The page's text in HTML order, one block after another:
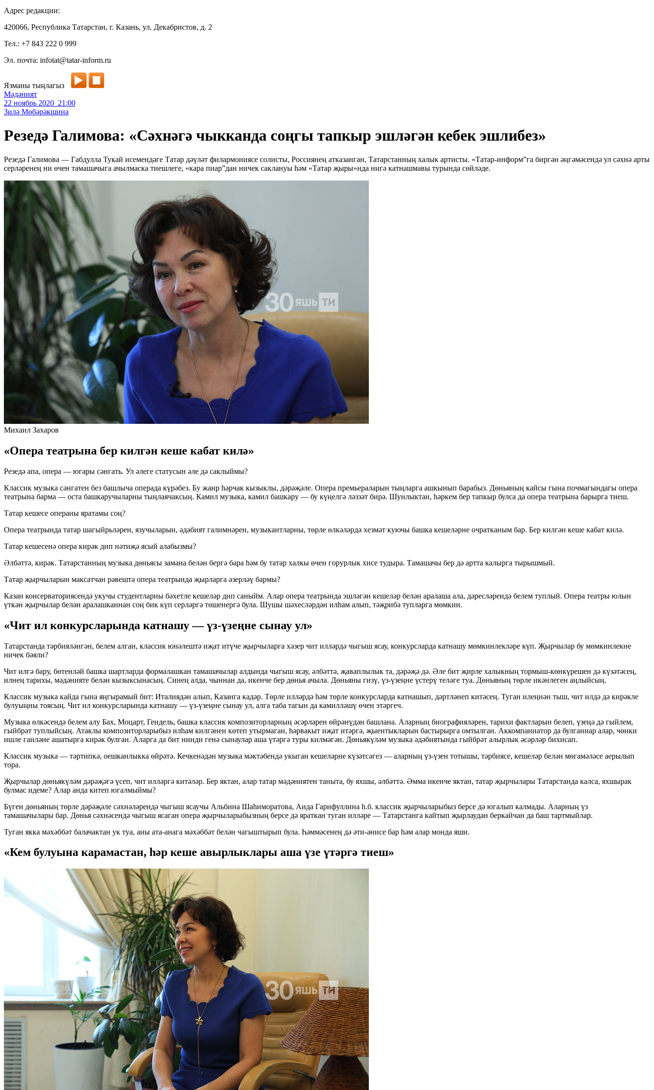
Адрес редакции:
420066, Республика Татарстан, г. Казань, ул. Декабристов, д. 2
Тел.: +7 843 222 0 999
Эл. почта: infotat@tatar-inform.ru
Язманы тыңлагыз
Мәдәният
22 ноябрь 2020 21:00
Зилә Мөбәрәкшина
Резедә Галимова: «Сәхнәгә чыкканда соңгы тапкыр эшләгән кебек эшлибез»
Резедә Галимова — Габдулла Тукай исемендәге Татар дәүләт филармониясе солисты, Россиянең атказанган, Татарстанның халык артисты. «Татар-информ”га биргән әңгәмәсендә ул сәхнә арты
серләренең ни өчен тамашачыга ачылмаска тиешлеге, «кара пиар”дан ничек саклануы һәм «Татар җыры»нда нигә катнашмавы турында сөйләде.
Михаил Захаров
«Опера театрына бер килгән кеше кабат килә»
Резедә апа, опера — югары сәнгать. Ул әлеге статусын әле дә саклыймы?
Классик музыка сәнгатен без башлыча операда күрәбез. Бу жанр һәрчак кызыклы, дәрәҗәле. Опера премьераларын тыңларга ашкынып барабыз. Дөньяның кайсы гына почмагындагы опера
театрына барма — оста башкаручыларны тыңлаячаксың. Камил музыка, камил башкару — бу күңелгә ләззәт бирә. Шунлыктан, һәркем бер тапкыр булса да опера театрына барырга тиеш.
Татар кешесе операны яратамы соң?
Опера театрында татар шагыйрьләрен, язучыларын, әдәбият галимнәрен, музыкантларны, төрле өлкәләрдә хезмәт куючы башка кешеләрне очратканым бар. Бер килгән кеше кабат килә.
Татар кешесенә опера кирәк дип нәтиҗә ясый алабызмы?
Әлбәттә, кирәк. Татарстанның музыка дөньясы замана белән бергә бара һәм бу татар халкы өчен горурлык хисе тудыра. Тамашачы бер дә артта калырга тырышмый.
Татар җырчыларын максатчан рәвештә опера театрында җырларга әзерләү бармы?
Казан консерваториясендә укучы студентларны бәхетле кешеләр дип саныйм. Алар опера театрында эшләгән кешеләр белән аралаша ала, дәресләрендә белем туплый. Опера театры юлын
үткән җырчылар белән аралашканнан соң бик күп серләргә төшенергә була. Шушы шәхесләрдән илһам алып, тәҗрибә тупларга мөмкин.
«Чит ил конкурсларында катнашу — үз-үзеңне сынау ул»
Татарстанда тәрбияләнгән, белем алган, классик юнәлештә иҗат итүче җырчыларга хәзер чит илләрдә чыгыш ясау, конкурсларда катнашу мөмкинлекләре күп. Җырчылар бу мөмкинлекне
ничек бәяли?
Чит илгә бару, бөтенләй башка шартларда формалашкан тамашачылар алдында чыгыш ясау, әлбәттә, җаваплылык та, дәрәҗә дә. Әле бит җирле халыкның тормыш-көнкүрешен дә күзәтәсең,
илнең тарихы, мәдәнияте белән кызыксынасың. Синең алда, чыннан да, икенче бер дөнья ачыла. Дөньяны гизү, үз-үзеңне үстерү теләге туа. Дөньяның төрле икәнлеген аңлыйсың.
Классик музыка кайда гына яңгырамый бит: Италиядән алып, Казанга кадәр. Төрле илләрдә һәм төрле конкурсларда катнашып, дәртләнеп китәсең. Туган илеңнән тыш, чит илдә дә кирәкле
булуыңны тоясың. Чит ил конкурсларында катнашу — үз-үзеңне сынау ул, алга таба тагын да камилләшү өчен этәргеч.
Музыка өлкәсендә белем алу Бах, Моцарт, Гендель, башка классик композиторларның әсәрләрен өйрәнүдән башлана. Аларның биографияләрен, тарихи фактларын белеп, үзеңә дә гыйлем,
гыйбрәт туплыйсың. Атаклы композиторларыбыз илһам килгәнен көтеп утырмаган, һәрвакыт иҗат итәргә, җыентыкларын бастырырга омтылган. Аккомпаниатор да булганнар алар, чөнки
ишле гаиләне ашатырга кирәк булган. Аларга да бит нинди генә сынаулар аша үтәргә туры килмәгән. Дөньякүләм музыка әдәбиятында гыйбрәт алырлык әсәрләр бихисап.
Классик музыка — тәртипкә, оешканлыкка өйрәтә. Кечкенәдән музыка мәктәбендә укыган кешеләрне күзәтсәгез — аларның үз-үзен тотышы, тәрбиясе, кешеләр белән мөгамәләсе аерылып
тора.
Җырчылар дөньякүләм дәрәҗәгә үсеп, чит илләргә китәләр. Бер яктан, алар татар мәдәниятен таныта, бу яхшы, әлбәттә. Әмма икенче яктан, татар җырчылары Татарстанда калса, яхшырак
булмас идеме? Алар анда китеп югалмыймы?
Бүген дөньяның төрле дәрәҗәле сәхнәләрендә чыгыш ясаучы Альбина Шаһиморатова, Аида Гарифуллина һ.б. классик җырчыларыбыз берсе дә югалып калмады. Аларның үз
тамашачылары бар. Дөнья сәхнәсендә чыгыш ясаган опера җырчыларыбызның берсе дә яраткан туган илләре — Татарстанга кайтып җырлаудан беркайчан да баш тартмыйлар.
Туган якка мәхәббәт балачактан ук туа, аны ата-анага мәхәббәт белән чагыштырып була. Һәммәсенең дә әти-әнисе бар һәм алар монда яши.
«Кем булуына карамастан, һәр кеше авырлыклары аша үзе үтәргә тиеш»